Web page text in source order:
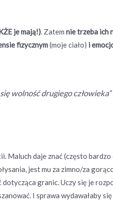
je mają!). Zatem nie trzeba ich
fizycznym(moje ciało) i
wolność drugiego człowieka”
Maluch daje znać (często bardzo
jest mu za zimno/za
granic. Uczy się je
I sprawa wydawałaby